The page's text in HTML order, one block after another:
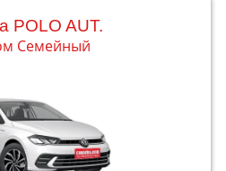
POLO AUT.
Семейный